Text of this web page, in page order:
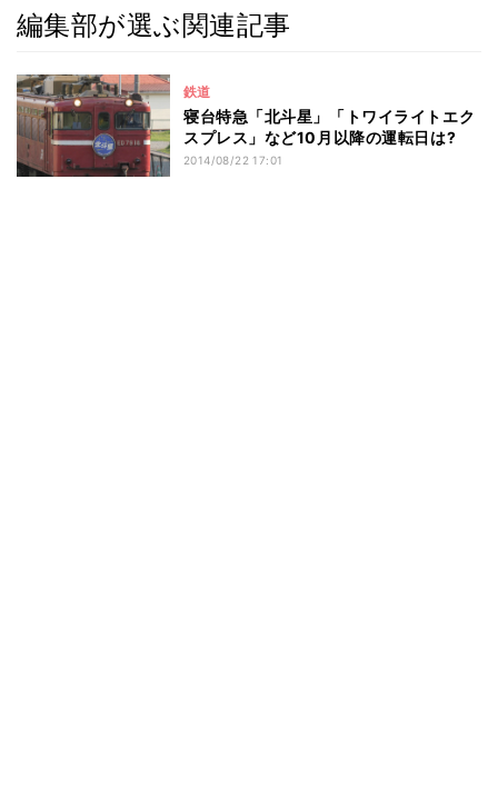
編集部が選ぶ関連記事
鉄道
寝台特急「北斗星」「トワイライトエク
スプレス」など10月以降の運転日は?
2014/08/22 17:01